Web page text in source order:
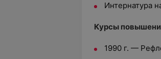
Интернатура
Курсы
1990 г. —